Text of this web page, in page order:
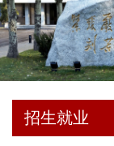
招生就业